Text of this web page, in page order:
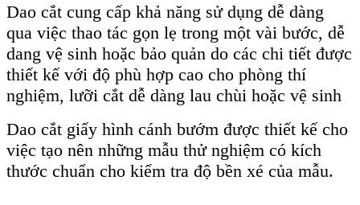
Dao cắt cung cấp khả năng sử dụng dễ dàng
qua việc thao tác gọn lẹ trong một vài bước, dễ
dang vệ sinh hoặc bảo quản do các chi tiết được
thiết kế với độ phù hợp cao cho phòng thí
nghiệm, lưỡi cắt dễ dàng lau chùi hoặc vệ sinh
Dao cắt giấy hình cánh bướm được thiết kế cho
việc tạo nên những mẫu thử nghiệm có kích
thước chuẩn cho kiểm tra độ bền xé của mẫu.